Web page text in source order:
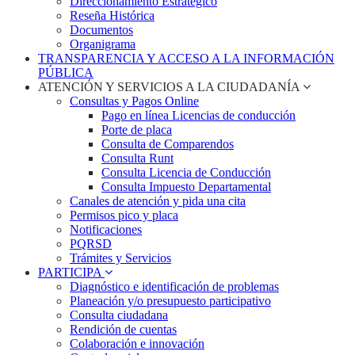
Reseña Histórica
Documentos
Organigrama
TRANSPARENCIA Y ACCESO A LA INFORMACIÓN
PÚBLICA
ATENCIÓN Y SERVICIOS A LA CIUDADANÍA
Consultas y Pagos Online
Pago en línea Licencias de conducción
Porte de placa
Consulta de Comparendos
Consulta Runt
Consulta Licencia de Conducción
Consulta Impuesto Departamental
Canales de atención y pida una cita
Permisos pico y placa
Notificaciones
PQRSD
Trámites y Servicios
PARTICIPA
Diagnóstico e identificación de problemas
Planeación y/o presupuesto participativo​
Consulta ciudadana
Rendición de cuentas
Colaboración e innovación